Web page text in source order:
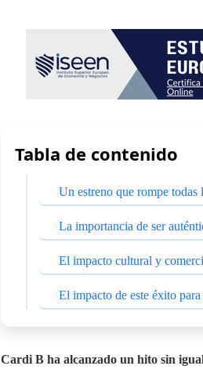
Tabla de contenido
Un estreno que rompe todas
La importancia de ser
El impacto cultural y
El impacto de este éxito
Cardi B ha alcanzado un hito sin